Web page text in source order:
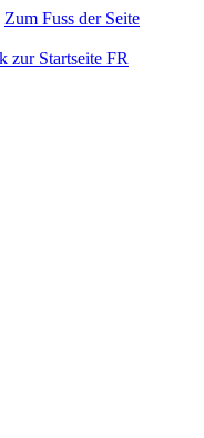
Zum Fuss der Seite
FR